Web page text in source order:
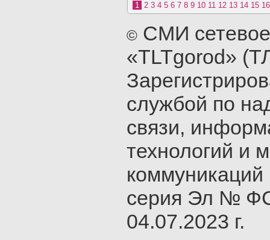
1 2 3 4 5 6 7 8 9 10 11 12 13 14 15 16
© СМИ
«TLTgorod»
службой по
связи,
технологий и
серия Эл №
04.07.2023 г.